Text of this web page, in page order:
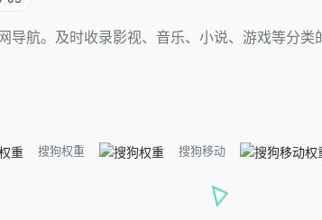
导航。及时收录影视、音乐、小说、游戏等分
搜狗权重 搜狗移动